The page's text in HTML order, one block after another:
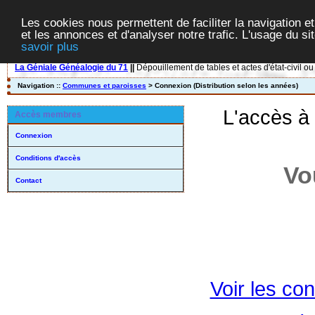
Les cookies nous permettent de faciliter la navigation
et les annonces et d'analyser notre trafic. L'usage du
savoir plus
La Géniale Généalogie du 71 Dépouillement de tables et actes d'état-civil
Navigation :: Communes et paroisses > Connexion (Distribution selon les années)
Accès membres
Connexion
Conditions d'accès
Contact
L'accès
Voir les